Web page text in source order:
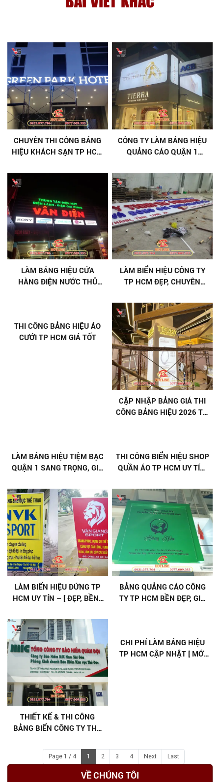
VỀ CHÚNG TÔI
CHUYÊN THI CÔNG BẢNG
HIỆU KHÁCH SẠN TP HCM
CÔNG TY LÀM BẢNG HIỆU
QUẢNG CÁO QUẬN 1
HÀNH
LÀM BẢNG HIỆU CỬA
HÀNG ĐIỆN NƯỚC THỦ
LÀM BIỂN HIỆU CÔNG TY
TP HCM ĐẸP, CHUYÊN
THI CÔNG BẢNG HIỆU ÁO
CƯỚI TP HCM GIÁ TỐT
CẬP NHẬP BẢNG GIÁ THI
CÔNG BẢNG HIỆU 2026 TẠI
LÀM BẢNG HIỆU TIỆM BẠC
QUẬN 1 SANG TRỌNG, GIÁ
THI CÔNG BIỂN HIỆU SHOP
QUẦN ÁO TP HCM UY TÍN,
LÀM BIỂN HIỆU ĐỨNG TP
HCM UY TÍN – [ ĐẸP, BỀN ]
BẢNG QUẢNG CÁO CÔNG
TY TP HCM BỀN ĐẸP, GIÁ
THIẾT KẾ & THI CÔNG
BẢNG BIỂN CÔNG TY THỦ
CHI PHÍ LÀM BẢNG HIỆU
TP HCM CẬP NHẬT [ MỚI
Page 1 / 4 1 2 3 4 Next Last